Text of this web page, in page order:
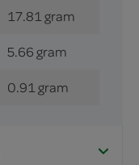
17.81 gram
5.66 gram
0.91 gram